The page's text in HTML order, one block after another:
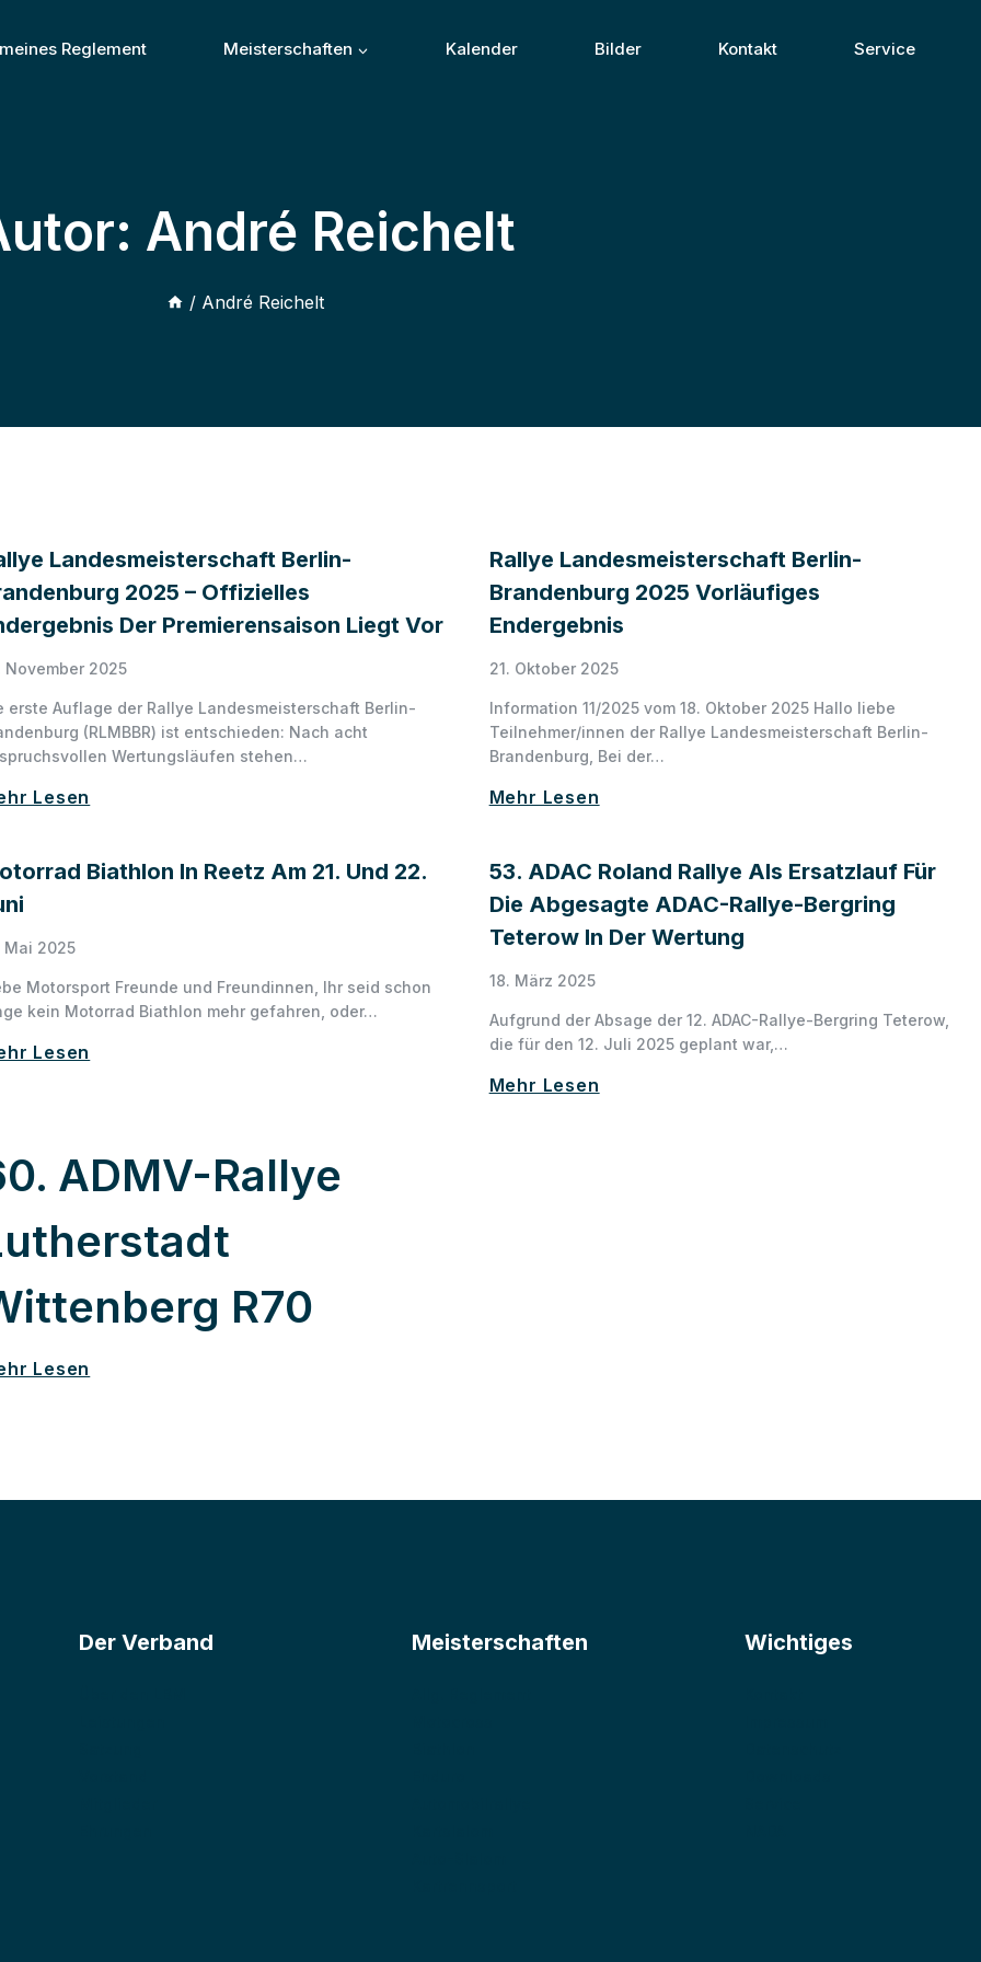
Reglement Meisterschaften Kalender Bilder Kontakt Service
André Reichelt
/ André Reichelt
Landesmeisterschaft Berlin-
2025 – Offizielles
Der Premierensaison Liegt Vor
November 2025
erste Auflage der Rallye Landesmeisterschaft Berlin-
(RLMBBR) ist entschieden: Nach acht
Wertungsläufen stehen…
Lesen
Rallye Landesmeisterschaft Berlin-
Brandenburg 2025 Vorläufiges
Endergebnis
21. Oktober 2025
Information 11/2025 vom 18. Oktober 2025 Hallo liebe
Teilnehmer/innen der Rallye Landesmeisterschaft Berlin-
Brandenburg, Bei der…
Mehr Lesen
Biathlon In Reetz Am 21. Und 22.
Mai 2025
Motorsport Freunde und Freundinnen, Ihr seid schon
kein Motorrad Biathlon mehr gefahren, oder…
Lesen
53. ADAC Roland Rallye Als Ersatzlauf Für
Die Abgesagte ADAC-Rallye-Bergring
Teterow In Der Wertung
18. März 2025
Aufgrund der Absage der 12. ADAC-Rallye-Bergring Teterow,
die für den 12. Juli 2025 geplant war,…
Mehr Lesen
ADMV-Rallye
R70
Lesen
Der Verband Meisterschaften Wichtiges